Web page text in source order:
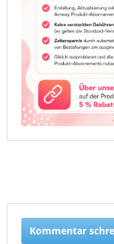
Kommentar